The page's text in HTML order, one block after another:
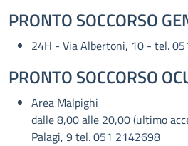
PRONTO SOCCORSO
24H - Via Albertoni, 10 - tel.
PRONTO SOCCORSO
Area Malpighi
dalle 8,00 alle 20,00 (ultimo
Palagi, 9 tel.051 2142698